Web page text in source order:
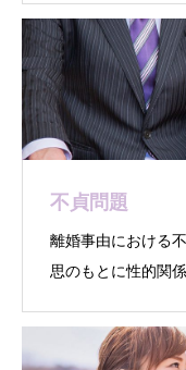
不貞問題
離婚事由における
思のもとに性的関